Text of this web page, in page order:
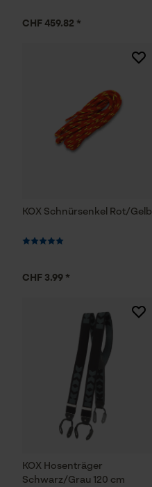
CHF 459.82 *
KOX Schnürsenkel Rot/Gelb
CHF 3.99 *
KOX Hosenträger
Schwarz/Grau 120 cm